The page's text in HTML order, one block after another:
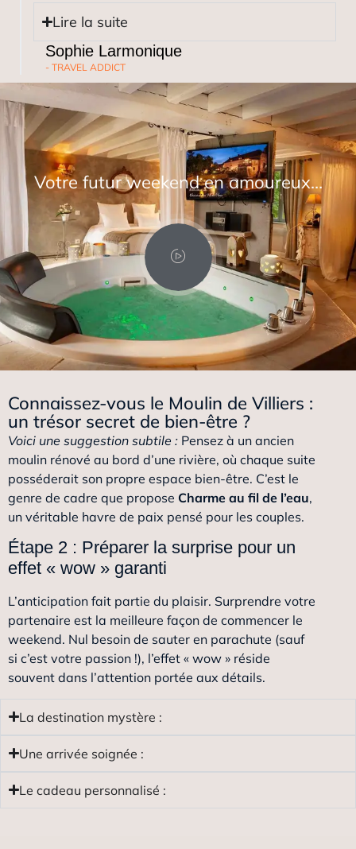
Lire la suite
Sophie Larmonique
- TRAVEL ADDICT
Votre futur weekend en amoureux…
Connaissez-vous le Moulin de Villiers :
un trésor secret de bien-être ?
Voici une suggestion subtile : Pensez à un ancien
moulin rénové au bord d’une rivière, où chaque suite
posséderait son propre espace bien-être. C’est le
genre de cadre que propose Charme au fil de l’eau,
un véritable havre de paix pensé pour les couples.
Étape 2 : Préparer la surprise pour un
effet « wow » garanti
L’anticipation fait partie du plaisir. Surprendre votre
partenaire est la meilleure façon de commencer le
weekend. Nul besoin de sauter en parachute (sauf
si c’est votre passion !), l’effet « wow » réside
souvent dans l’attention portée aux détails.
La destination mystère :
Une arrivée soignée :
Le cadeau personnalisé :